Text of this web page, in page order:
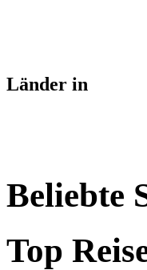
Länder in
Beliebte
Top